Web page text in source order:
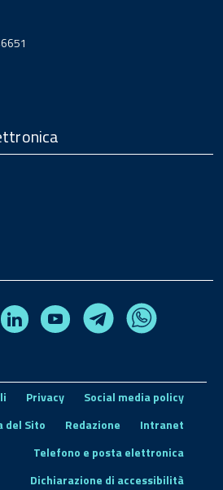
Linkedin Youtube TelegramWhatsapp
Privacy
Social media policy
del Sito
Redazione
Intranet
Telefono e posta elettronica
Dichiarazione di accessibilità